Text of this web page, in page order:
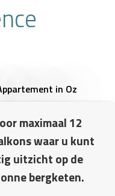
in Oz
maximaal 12
waar u kunt
uitzicht op de
bergketen.